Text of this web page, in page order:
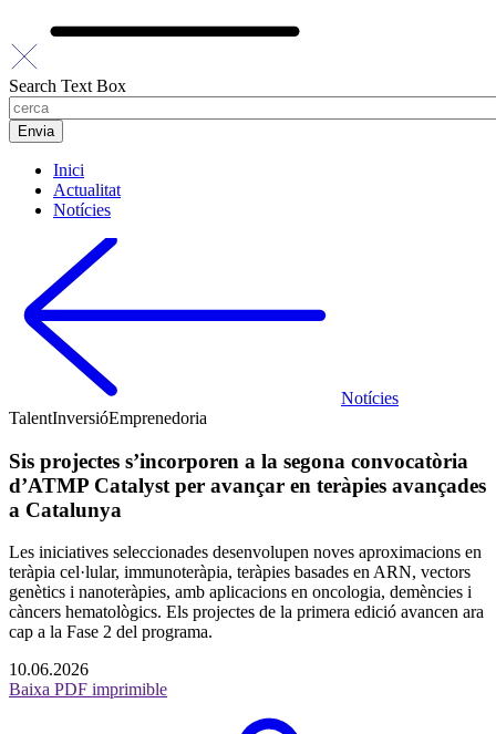
Search Text Box
Inici
Actualitat
Notícies
Notícies
TalentInversióEmprenedoria
Sis projectes s’incorporen a la segona convocatòria
d’ATMP Catalyst per avançar en teràpies avançades
a Catalunya
Les iniciatives seleccionades desenvolupen noves aproximacions en
teràpia cel·lular, immunoteràpia, teràpies basades en ARN, vectors
genètics i nanoteràpies, amb aplicacions en oncologia, demències i
càncers hematològics. Els projectes de la primera edició avancen ara
cap a la Fase 2 del programa.
10.06.2026
Baixa PDF imprimible